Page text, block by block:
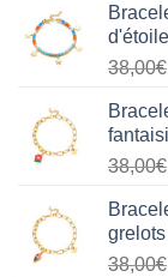
38,00€
38,00€
38,00€